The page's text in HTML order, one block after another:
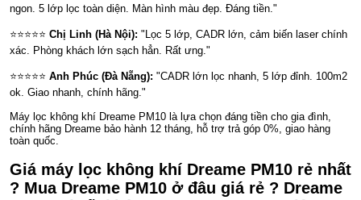
ngon. 5 lớp lọc toàn diện. Màn hình màu đẹp. Đáng tiền."
⭐⭐⭐⭐⭐ Chị Linh (Hà Nội): "Lọc 5 lớp, CADR lớn, cảm biến laser chính
xác. Phòng khách lớn sạch hẳn. Rất ưng."
⭐⭐⭐⭐⭐ Anh Phúc (Đà Nẵng): "CADR lớn lọc nhanh, 5 lớp đỉnh. 100m2
ok. Giao nhanh, chính hãng."
Máy lọc không khí Dreame PM10 là lựa chọn đáng tiền cho gia đình,
chính hãng Dreame bảo hành 12 tháng, hỗ trợ trả góp 0%, giao hàng
toàn quốc.
Giá máy lọc không khí Dreame PM10 rẻ nhất
? Mua Dreame PM10 ở đâu giá rẻ ? Dreame